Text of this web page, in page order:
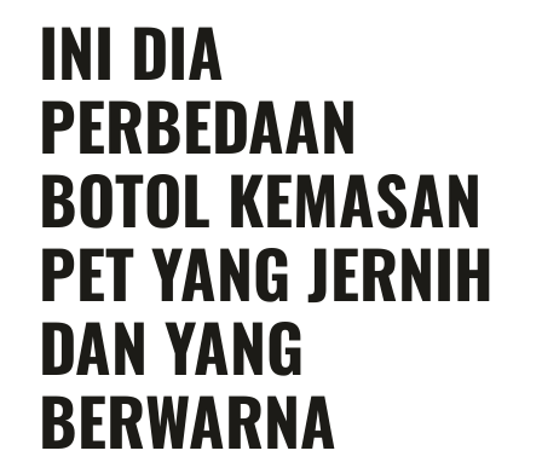
INI DIA
PERBEDAAN
BOTOL KEMASAN
PET YANG JERNIH
DAN YANG
BERWARNA